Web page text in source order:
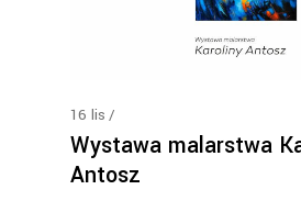
16 lis
Wystawa malarstwa
Antosz